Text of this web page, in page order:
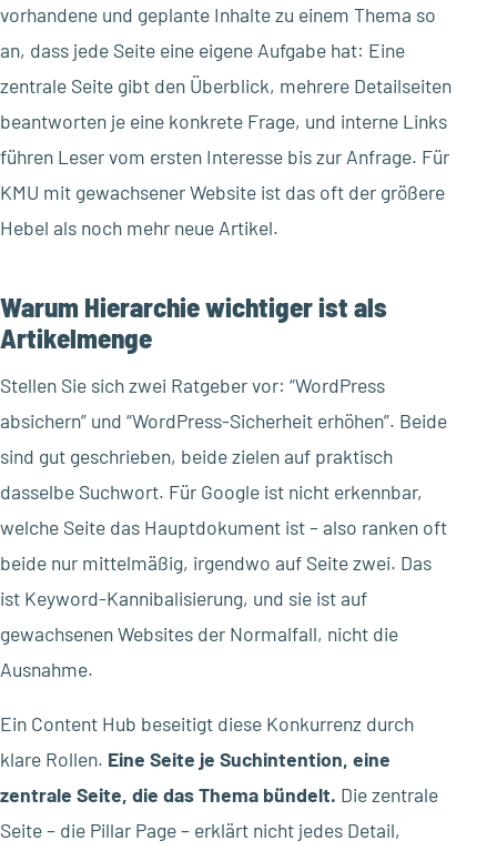
vorhandene und geplante Inhalte zu einem Thema so
an, dass jede Seite eine eigene Aufgabe hat: Eine
zentrale Seite gibt den Überblick, mehrere Detailseiten
beantworten je eine konkrete Frage, und interne Links
führen Leser vom ersten Interesse bis zur Anfrage. Für
KMU mit gewachsener Website ist das oft der größere
Hebel als noch mehr neue Artikel.
Warum Hierarchie wichtiger ist als
Artikelmenge
Stellen Sie sich zwei Ratgeber vor: “WordPress
absichern” und “WordPress-Sicherheit erhöhen”. Beide
sind gut geschrieben, beide zielen auf praktisch
dasselbe Suchwort. Für Google ist nicht erkennbar,
welche Seite das Hauptdokument ist – also ranken oft
beide nur mittelmäßig, irgendwo auf Seite zwei. Das
ist Keyword-Kannibalisierung, und sie ist auf
gewachsenen Websites der Normalfall, nicht die
Ausnahme.
Ein Content Hub beseitigt diese Konkurrenz durch
klare Rollen. Eine Seite je Suchintention, eine
zentrale Seite, die das Thema bündelt. Die zentrale
Seite – die Pillar Page – erklärt nicht jedes Detail,